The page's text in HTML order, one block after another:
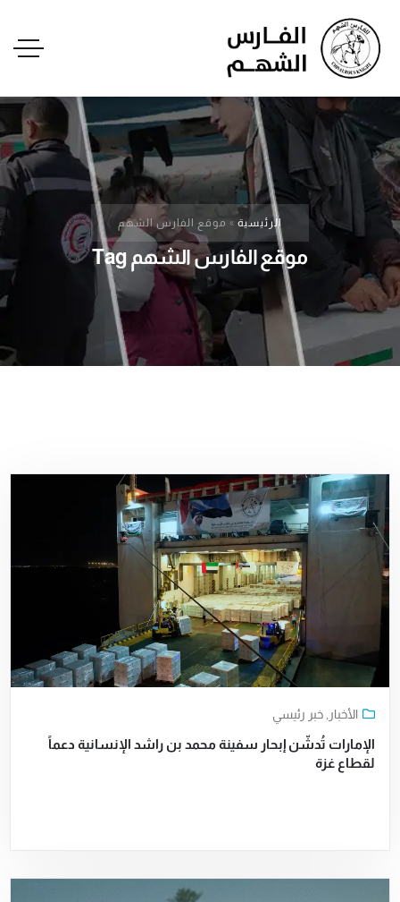
الرئيسية » موقع الفارس الشهم
موقع الفارس الشهم Tag
الأخبار ,خبر رئيسي
الإمارات تُدشّن إبحار سفينة محمد بن راشد الإنسانية دعماً
لقطاع غزة